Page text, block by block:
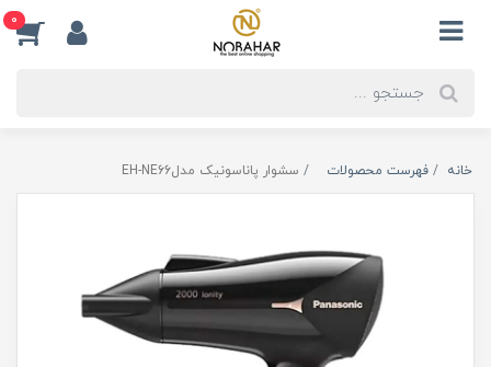
0
خانه فهرست محصولات سشوار پاناسونیک مدلEH-NE66